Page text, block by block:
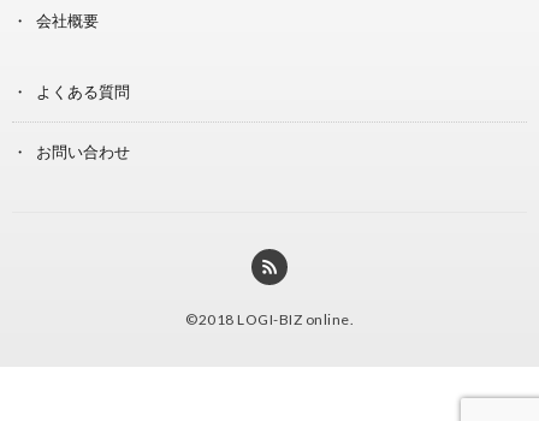
会社概要
よくある質問
お問い合わせ
©2018 LOGI-BIZ online.